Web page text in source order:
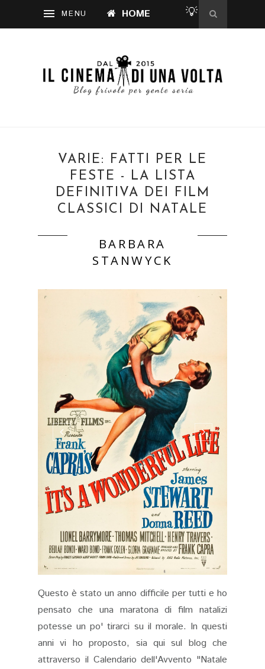
HOME 💡
VARIE: FATTI PER LE
FESTE - LA LISTA
DEFINITIVA DEI FILM
CLASSICI DI NATALE
BARBARA
STANWYCK
Questo è stato un anno difficile per tutti e ho
pensato che una maratona di film natalizi
potesse un po' tirarci su il morale. In questi
anni vi ho proposto, sia qui sul blog che
attraverso il Calendario dell'Avvento "Natale